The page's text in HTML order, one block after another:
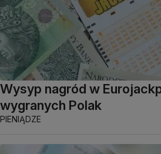
Wysyp nagród w
wygranych Polak
PIENIĄDZE